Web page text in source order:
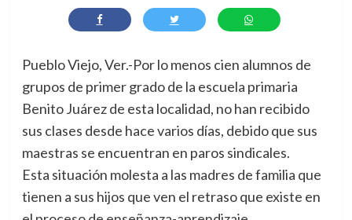
Pueblo Viejo, Ver.-Por lo menos cien alumnos de
grupos de primer grado de la escuela primaria
Benito Juárez de esta localidad, no han recibido
sus clases desde hace varios días, debido que sus
maestras se encuentran en paros sindicales.
Esta situación molesta a las madres de familia que
tienen a sus hijos que ven el retraso que existe en